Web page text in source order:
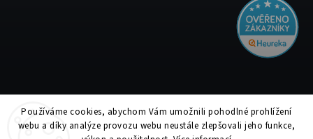
Používáme cookies, abychom Vám umožnili pohodlné prohlížení
webu a díky analýze provozu webu neustále zlepšovali jeho funkce,
Copyright 2026Tiskolino.cz. Všechna práva vyhrazena.